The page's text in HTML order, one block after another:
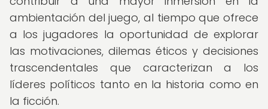
ambientación del juego, al tiempo que ofrece
a los jugadores la oportunidad de explorar
las motivaciones, dilemas éticos y decisiones
trascendentales que caracterizan a los
líderes políticos tanto en la historia como en
la ficción.